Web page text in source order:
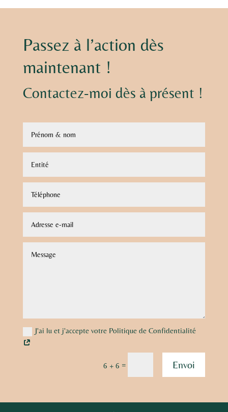
Passez à l’action dès
maintenant !
Contactez-moi dès à présent !
J'ai lu et j'accepte votre Politique de Confidentialité
6 + 6 = Envoi